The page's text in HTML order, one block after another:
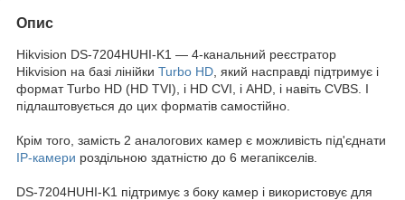
Опис
Hikvision DS-7204HUHI-K1 — 4-канальний реєстратор
Hikvision на базі лінійки Turbo HD , який насправді підтримує і
формат Turbo HD (HD TVI), і HD CVI, і AHD, і навіть CVBS. І
підлаштовується до цих форматів самостійно.
Крім того, замість 2 аналогових камер є можливість під'єднати
IP-камери роздільною здатністю до 6 мегапікселів.
DS-7204HUHI-K1 підтримує з боку камер і використовує для